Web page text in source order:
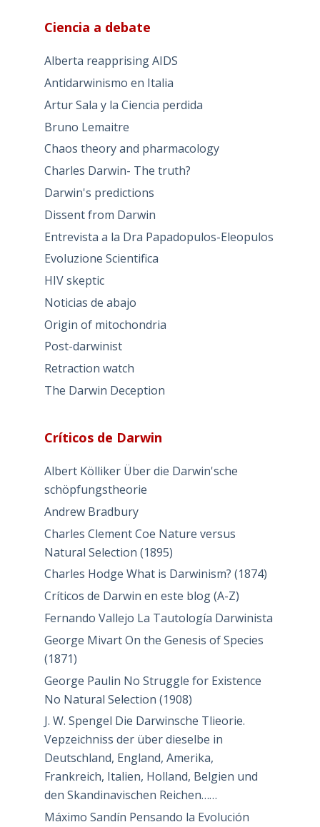
Ciencia a debate
Alberta reapprising AIDS
Antidarwinismo en Italia
Artur Sala y la Ciencia perdida
Bruno Lemaitre
Chaos theory and pharmacology
Charles Darwin- The truth?
Darwin's predictions
Dissent from Darwin
Entrevista a la Dra Papadopulos-Eleopulos
Evoluzione Scientifica
HIV skeptic
Noticias de abajo
Origin of mitochondria
Post-darwinist
Retraction watch
The Darwin Deception
Críticos de Darwin
Albert Kölliker Über die Darwin'sche
schöpfungstheorie
Andrew Bradbury
Charles Clement Coe Nature versus
Natural Selection (1895)
Charles Hodge What is Darwinism? (1874)
Críticos de Darwin en este blog (A-Z)
Fernando Vallejo La Tautología Darwinista
George Mivart On the Genesis of Species
(1871)
George Paulin No Struggle for Existence
No Natural Selection (1908)
J. W. Spengel Die Darwinsche Tlieorie.
Vepzeichniss der über dieselbe in
Deutschland, England, Amerika,
Frankreich, Italien, Holland, Belgien und
den Skandinavischen Reichen……
Máximo Sandín Pensando la Evolución